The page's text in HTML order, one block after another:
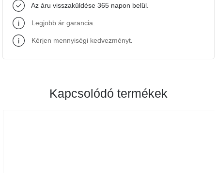
Ame
Yens
Szezonális
Az áru visszaküldése 365 napon belül.
Legjobb ár garancia
Kérjen mennyiségi kedvezményt
Kapcsolódó termékek